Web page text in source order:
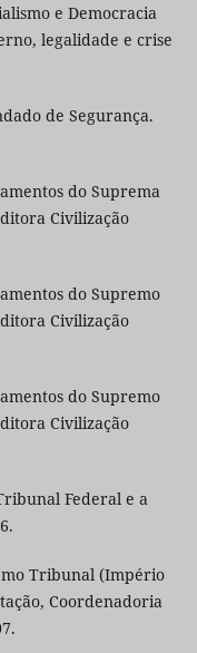
e Democracia
legalidade e crise
de Segurança.
do Suprema
Civilização
do Supremo
Civilização
do Supremo
Civilização
Federal e a
Tribunal (Império
Coordenadoria